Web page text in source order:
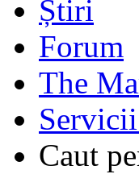
Forum
The
Caut